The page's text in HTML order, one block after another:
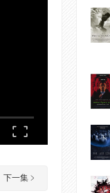
下一集